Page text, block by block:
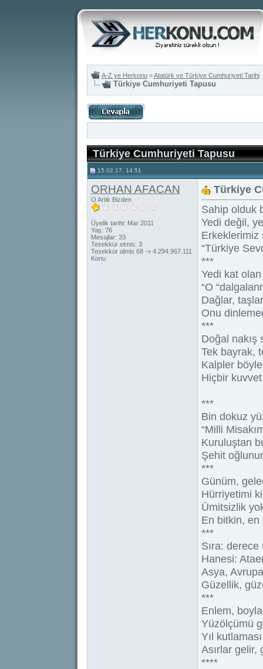
A-Z ye Herkonu >Atatürk ve Türkiye Cumhuriyeti Tarihi
Türkiye Cumhuriyeti Tapusu
Türkiye Cumhuriyeti Tapusu
15.02.17, 14:51
ORHAN AFACAN
O Artik Bizden
Üyelik tarihi: Mar 2011
Yaş: 76
Mesajlar: 33
Tesekkür etmis: 3
Tesekkür almis 68 -> 4.294.967.111
Konu
Türkiye
Sahip olduk
Yedi değil,
Erkeklerimiz
“Türkiye
***
Yedi kat
“O
Dağlar,
Onu
***
Doğal nakış
Tek bayrak,
Kalpler
Hiçbir
***
Bin dokuz
“Milli
Kuruluştan
Şehit
***
Günüm,
Hürriyetimi
Ümitsizlik
En bitkin, en
***
Sıra:
Hanesi:
Asya,
Güzellik,
***
Enlem,
Yüzölçümü
Yıl
Asırlar gelir,
****